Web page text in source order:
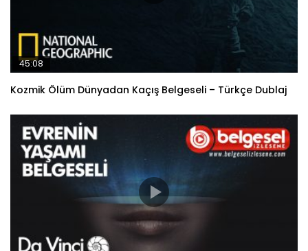
45:08
Kozmik Ölüm Dünyadan Kaçış Belgeseli – Türkçe Dublaj